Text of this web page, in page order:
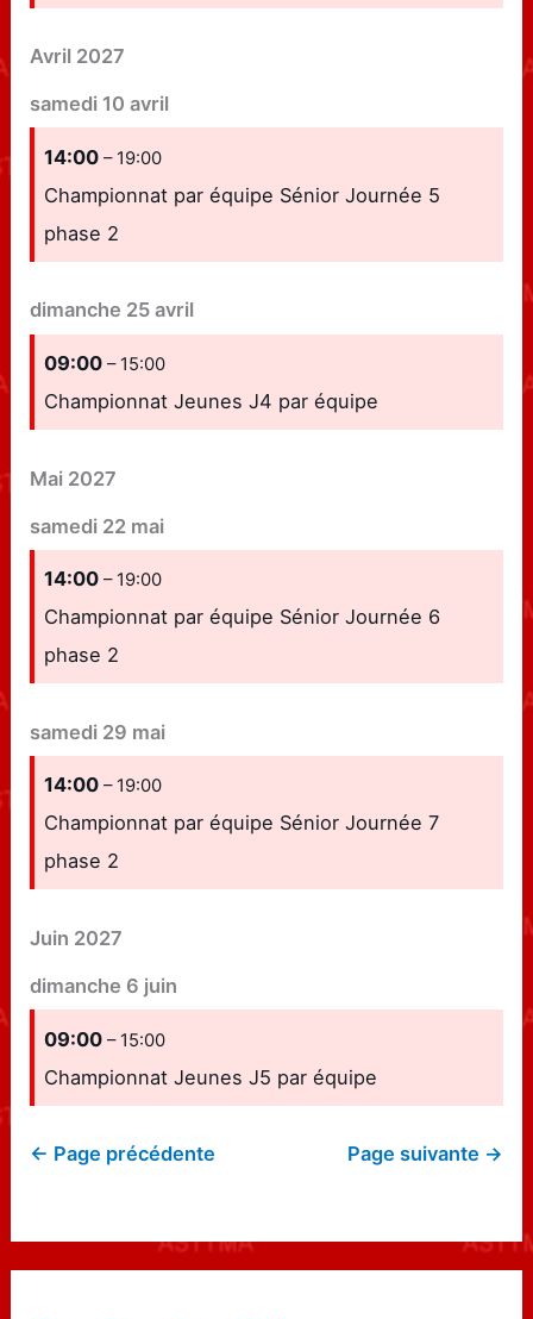
Avril 2027
samedi 10 avril
14:00– 19:00
Championnat par équipe Sénior Journée 5
phase 2
dimanche 25 avril
09:00– 15:00
Championnat Jeunes J4 par équipe
Mai 2027
samedi 22 mai
14:00– 19:00
Championnat par équipe Sénior Journée 6
phase 2
samedi 29 mai
14:00– 19:00
Championnat par équipe Sénior Journée 7
phase 2
Juin 2027
dimanche 6 juin
09:00– 15:00
Championnat Jeunes J5 par équipe
← Page précédente Page suivante →